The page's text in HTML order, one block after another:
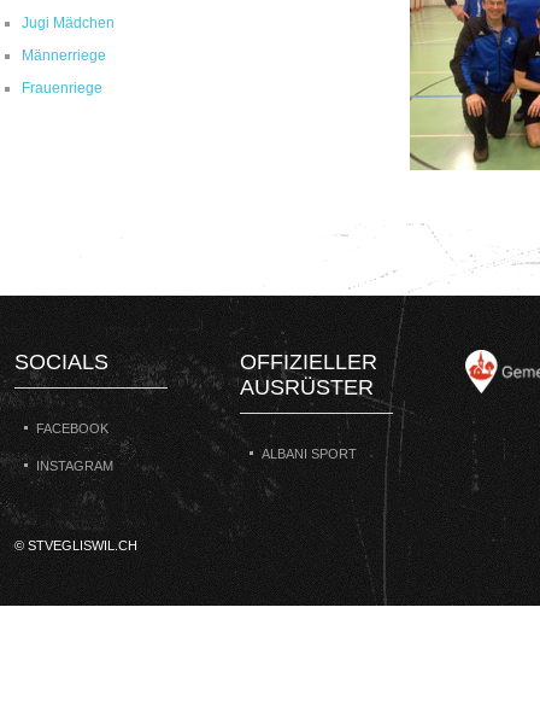
Jugi Mädchen
Männerriege
Frauenriege
SOCIALS
FACEBOOK
INSTAGRAM
OFFIZIELLER
AUSRÜSTER
ALBANI SPORT
© STVEGLISWIL.CH